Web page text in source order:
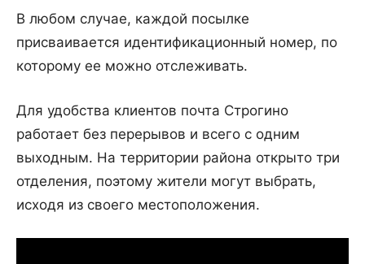
В любом случае, каждой посылке
присваивается идентификационный номер, по
которому ее можно отслеживать.
Для удобства клиентов почта Строгино
работает без перерывов и всего с одним
выходным. На территории района открыто три
отделения, поэтому жители могут выбрать,
исходя из своего местоположения.